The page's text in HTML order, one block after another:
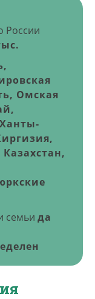
России
Омская
семьи да